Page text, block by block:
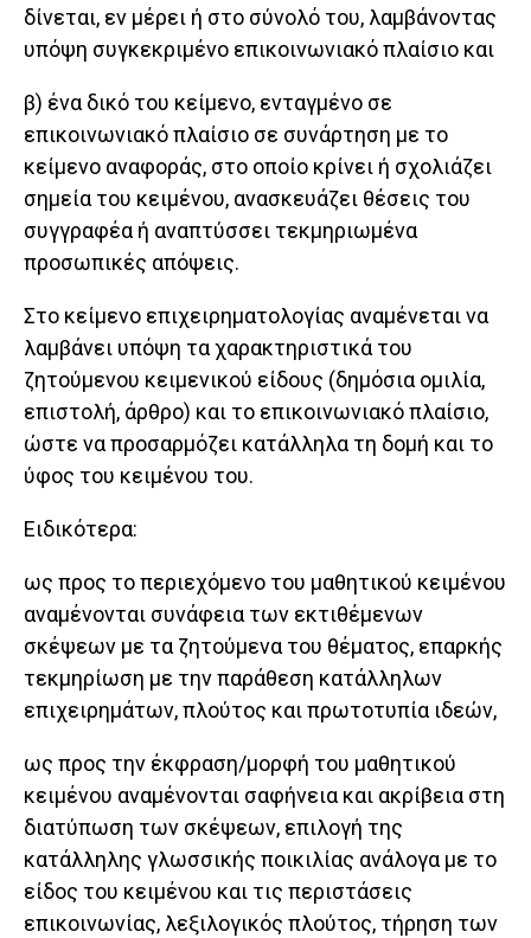
δίνεται, εν μέρει ή στο σύνολό του, λαμβάνοντας
υπόψη συγκεκριμένο επικοινωνιακό πλαίσιο και
β) ένα δικό του κείμενο, ενταγμένο σε
επικοινωνιακό πλαίσιο σε συνάρτηση με το
κείμενο αναφοράς, στο οποίο κρίνει ή σχολιάζει
σημεία του κειμένου, ανασκευάζει θέσεις του
συγγραφέα ή αναπτύσσει τεκμηριωμένα
προσωπικές απόψεις.
Στο κείμενο επιχειρηματολογίας αναμένεται να
λαμβάνει υπόψη τα χαρακτηριστικά του
ζητούμενου κειμενικού είδους (δημόσια ομιλία,
επιστολή, άρθρο) και το επικοινωνιακό πλαίσιο,
ώστε να προσαρμόζει κατάλληλα τη δομή και το
ύφος του κειμένου του.
Ειδικότερα:
ως προς το περιεχόμενο του μαθητικού κειμένου
αναμένονται συνάφεια των εκτιθέμενων
σκέψεων με τα ζητούμενα του θέματος, επαρκής
τεκμηρίωση με την παράθεση κατάλληλων
επιχειρημάτων, πλούτος και πρωτοτυπία ιδεών,
ως προς την έκφραση/μορφή του μαθητικού
κειμένου αναμένονται σαφήνεια και ακρίβεια στη
διατύπωση των σκέψεων, επιλογή της
κατάλληλης γλωσσικής ποικιλίας ανάλογα με το
είδος του κειμένου και τις περιστάσεις
επικοινωνίας, λεξιλογικός πλούτος, τήρηση των